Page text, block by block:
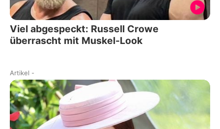
Viel abgespeckt: Russell Crowe
überrascht mit Muskel-Look
Artikel -